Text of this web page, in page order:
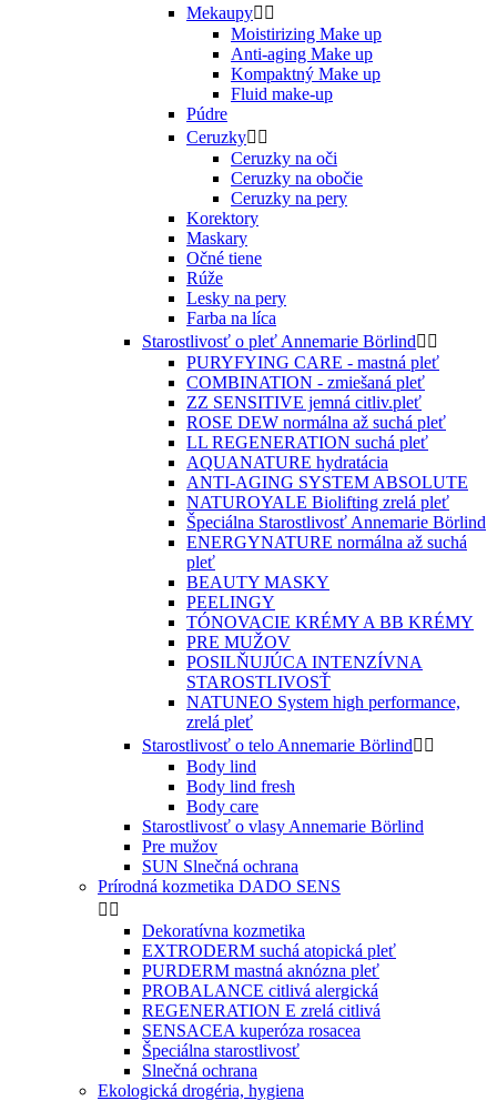
Mekaupy 
Moistirizing Make up
Anti-aging Make up
Kompaktný Make up
Fluid make-up
Púdre
Ceruzky 
Ceruzky na oči
Ceruzky na obočie
Ceruzky na pery
Korektory
Maskary
Očné tiene
Rúže
Lesky na pery
Farba na líca
Starostlivosť o pleť Annemarie Börlind 
PURYFYING CARE - mastná pleť
COMBINATION - zmiešaná pleť
ZZ SENSITIVE jemná citliv.pleť
ROSE DEW normálna až suchá pleť
LL REGENERATION suchá pleť
AQUANATURE hydratácia
ANTI-AGING SYSTEM ABSOLUTE
NATUROYALE Biolifting zrelá pleť
Špeciálna Starostlivosť Annemarie Börlind
ENERGYNATURE normálna až suchá
pleť
BEAUTY MASKY
PEELINGY
TÓNOVACIE KRÉMY A BB KRÉMY
PRE MUŽOV
POSILŇUJÚCA INTENZÍVNA
STAROSTLIVOSŤ
NATUNEO System high performance,
zrelá pleť
Starostlivosť o telo Annemarie Börlind 
Body lind
Body lind fresh
Body care
Starostlivosť o vlasy Annemarie Börlind
Pre mužov
SUN Slnečná ochrana
Prírodná kozmetika DADO SENS
 
Dekoratívna kozmetika
EXTRODERM suchá atopická pleť
PURDERM mastná aknózna pleť
PROBALANCE citlivá alergická
REGENERATION E zrelá citlivá
SENSACEA kuperóza rosacea
Špeciálna starostlivosť
Slnečná ochrana
Ekologická drogéria, hygiena